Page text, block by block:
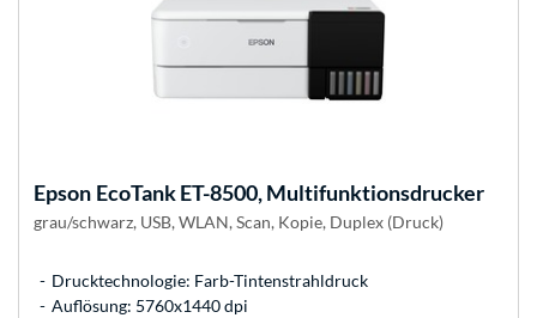
Epson EcoTank ET-8500, Multifunktionsdrucker
grau/schwarz, USB, WLAN, Scan, Kopie, Duplex (Druck)
Drucktechnologie: Farb-Tintenstrahldruck
Auflösung: 5760x1440 dpi